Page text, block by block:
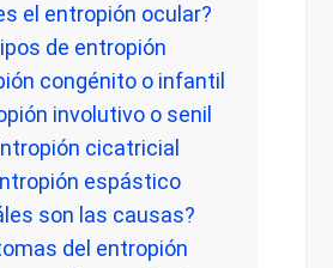
el entropión ocular?
de entropión
congénito o infantil
involutivo o senil
cicatricial
espástico
son las causas?
del entropión